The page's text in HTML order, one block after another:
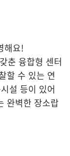
해요!
춘 융합형 센터
할 수 있는 연
설 등이 있어
완벽한 장소랍